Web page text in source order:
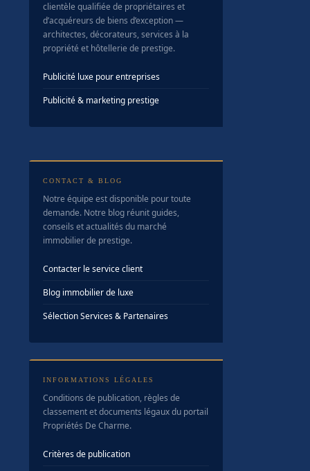
clientèle qualifiée de propriétaires et
d’acquéreurs de biens d’exception —
architectes, décorateurs, services à la
propriété et hôtellerie de prestige.
Publicité luxe pour entreprises
Publicité & marketing prestige
CONTACT & BLOG
Notre équipe est disponible pour toute
demande. Notre blog réunit guides,
conseils et actualités du marché
immobilier de prestige.
Contacter le service client
Blog immobilier de luxe
Sélection Services & Partenaires
INFORMATIONS LÉGALES
Conditions de publication, règles de
classement et documents légaux du portail
Propriétés De Charme.
Critères de publication